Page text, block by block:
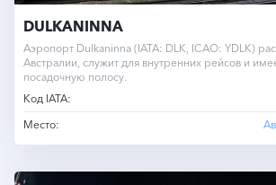
DULKANINNA
Аэропорт Dulkaninna (IATA: DLK, ICAO: YDLK)
Австралии, служит для внутренних рейсов и
посадочную полосу.
Код IATA:
Место: